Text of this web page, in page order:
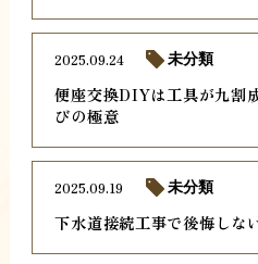
便座交換DIYは工具が九割
びの極意
2025.09.24 未分類
下水道接続工事で後悔しな
2025.09.19 未分類